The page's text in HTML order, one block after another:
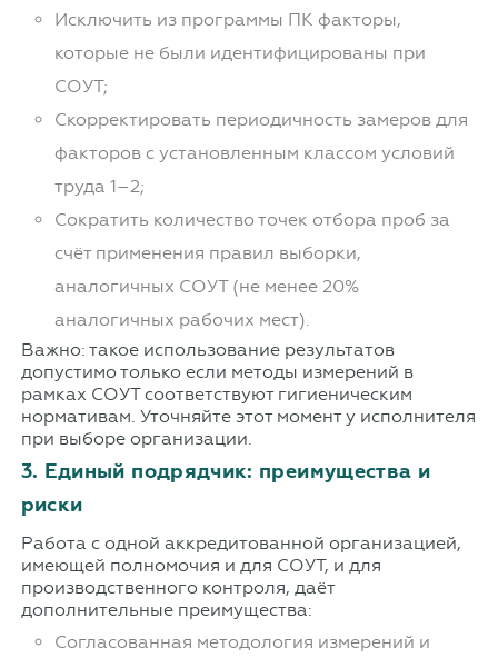
Исключить из программы ПК факторы,
которые не были идентифицированы при
СОУТ;
Скорректировать периодичность замеров для
факторов с установленным классом условий
труда 1–2;
Сократить количество точек отбора проб за
счёт применения правил выборки,
аналогичных СОУТ (не менее 20%
аналогичных рабочих мест).
Важно: такое использование результатов
допустимо только если методы измерений в
рамках СОУТ соответствуют гигиеническим
нормативам. Уточняйте этот момент у исполнителя
при выборе организации.
3. Единый подрядчик: преимущества и
риски
Работа с одной аккредитованной организацией,
имеющей полномочия и для СОУТ, и для
производственного контроля, даёт
дополнительные преимущества:
Согласованная методология измерений и